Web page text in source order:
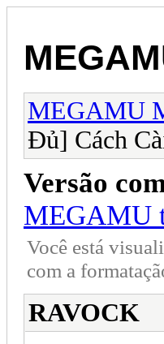
MEGAMU
Đủ] Cách
Versão
MEGAMU
Você está
com a
RAVOCK